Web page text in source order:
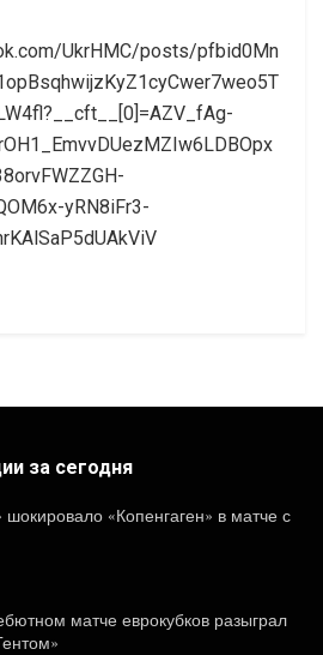
UkrHMC/posts/pfbid0Mn
yRN8iFr3-
за сегодня
шокировало «Копенгаген» в матче с
матче еврокубков разыграл